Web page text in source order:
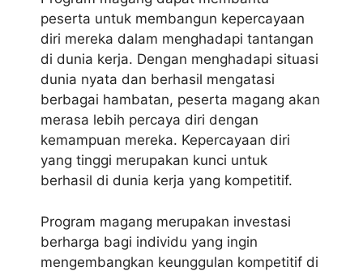
peserta untuk membangun kepercayaan
diri mereka dalam menghadapi tantangan
di dunia kerja. Dengan menghadapi situasi
dunia nyata dan berhasil mengatasi
berbagai hambatan, peserta magang akan
merasa lebih percaya diri dengan
kemampuan mereka. Kepercayaan diri
yang tinggi merupakan kunci untuk
berhasil di dunia kerja yang kompetitif.
Program magang merupakan investasi
berharga bagi individu yang ingin
mengembangkan keunggulan kompetitif di